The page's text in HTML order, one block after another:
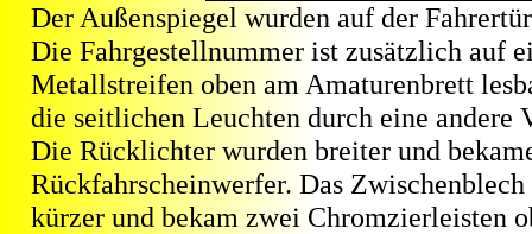
Der Außenspiegel wurden auf der
Die Fahrgestellnummer ist zusätzlich auf
Metallstreifen oben am Amaturenbrett
die seitlichen Leuchten durch eine andere
Die Rücklichter wurden breiter und
Rückfahrscheinwerfer. Das
kürzer und bekam zwei Chromzierleisten